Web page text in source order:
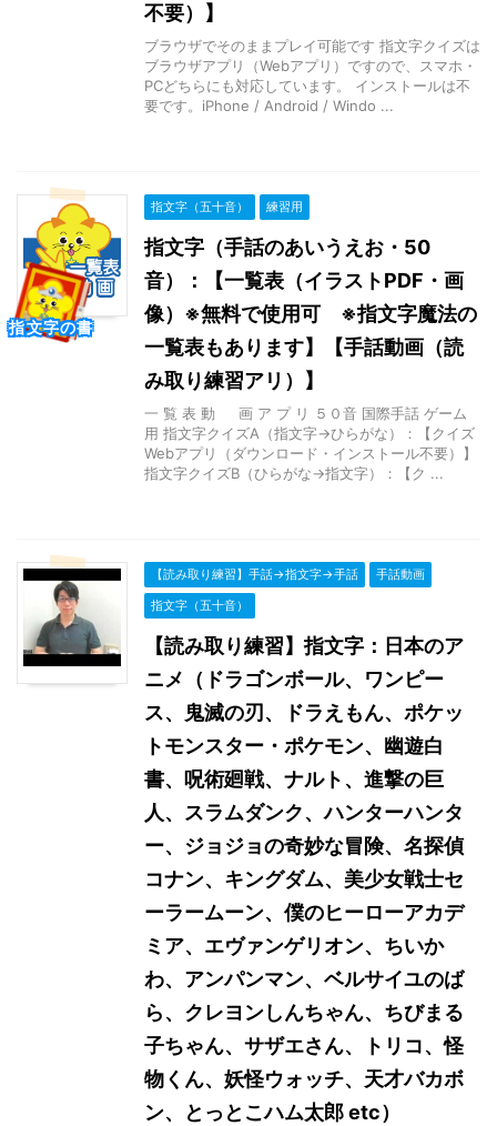
指文字の書
不要）】
ブラウザでそのままプレイ可能です 指文字クイズは
ブラウザアプリ（Webアプリ）ですので、スマホ・
PCどちらにも対応しています。 インストールは不
要です。iPhone / Android / Windo ...
指文字（五十音） 練習用
指文字（手話のあいうえお・50
音）：【一覧表（イラストPDF・画
像）※無料で使用可 ※指文字魔法の
一覧表もあります】【手話動画（読
み取り練習アリ）】
一 覧 表 動 画 ア プ リ ５０音 国際手話 ゲーム
用 指文字クイズA（指文字→ひらがな）：【クイズ
Webアプリ（ダウンロード・インストール不要）】
指文字クイズB（ひらがな→指文字）：【ク ...
【読み取り練習】手話→指文字→手話
手話動画
指文字（五十音）
【読み取り練習】指文字：日本のア
ニメ（ドラゴンボール、ワンピー
ス、鬼滅の刃、ドラえもん、ポケッ
トモンスター・ポケモン、幽遊白
書、呪術廻戦、ナルト、進撃の巨
人、スラムダンク、ハンターハンタ
ー、ジョジョの奇妙な冒険、名探偵
コナン、キングダム、美少女戦士セ
ーラームーン、僕のヒーローアカデ
ミア、エヴァンゲリオン、ちいか
わ、アンパンマン、ベルサイユのば
ら、クレヨンしんちゃん、ちびまる
子ちゃん、サザエさん、トリコ、怪
物くん、妖怪ウォッチ、天才バカボ
ン、とっとこハム太郎 etc）